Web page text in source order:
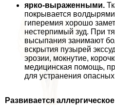
ярко-выраженными.
покрывается
гиперемия хорошо
нестерпимый зуд. При
высыпания занимают
вскрытия пузырей
эрозии, мокнутие,
медицинская помощь,
для устранения
Развивается